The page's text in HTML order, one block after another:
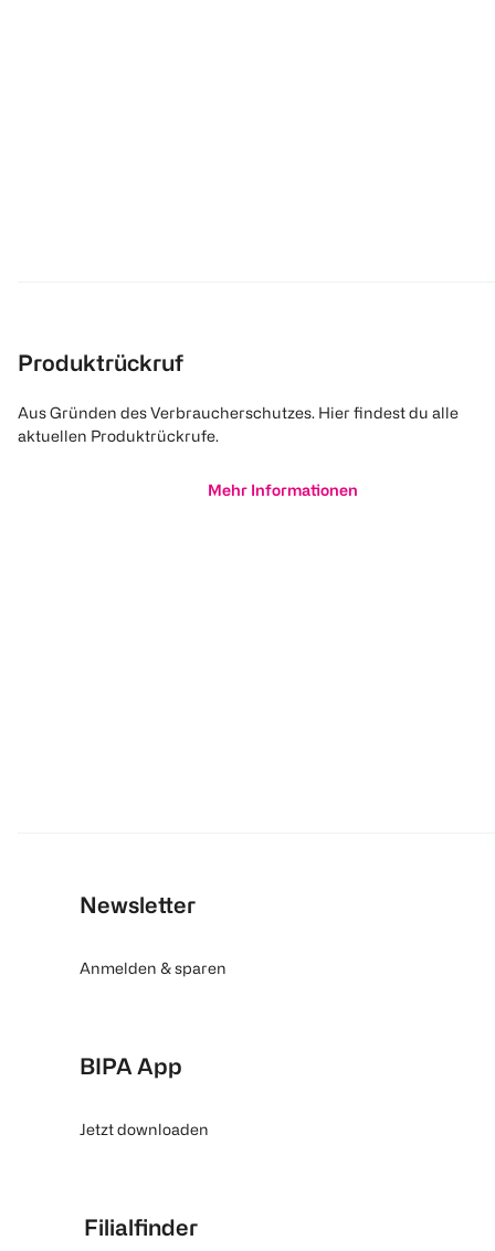
Produktrückruf
Aus Gründen des Verbraucherschutzes. Hier findest du alle
aktuellen Produktrückrufe.
Mehr Informationen
Newsletter
Anmelden & sparen
BIPA App
Jetzt downloaden
Filialfinder